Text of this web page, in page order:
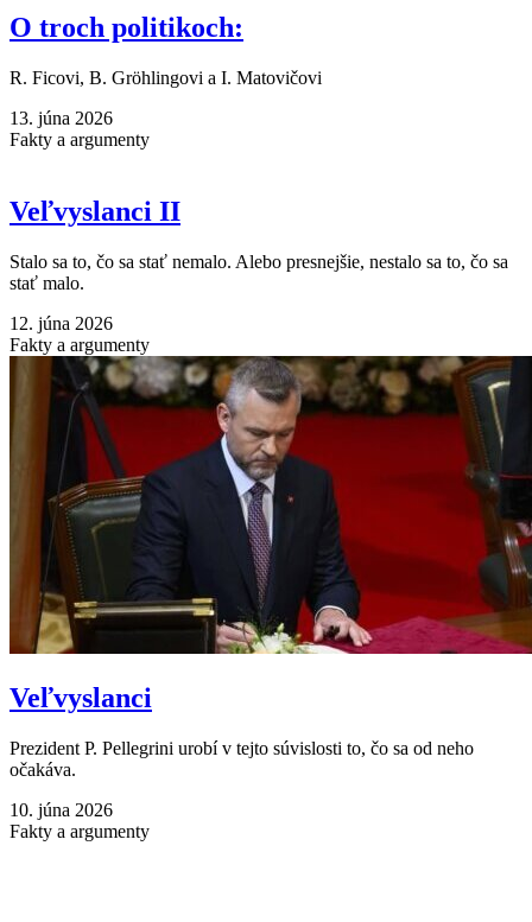
O troch politikoch:
R. Ficovi, B. Gröhlingovi a I. Matovičovi
13. júna 2026
Fakty a argumenty
Veľvyslanci II
Stalo sa to, čo sa stať nemalo. Alebo presnejšie, nestalo sa to, čo sa
stať malo.
12. júna 2026
Fakty a argumenty
Veľvyslanci
Prezident P. Pellegrini urobí v tejto súvislosti to, čo sa od neho
očakáva.
10. júna 2026
Fakty a argumenty